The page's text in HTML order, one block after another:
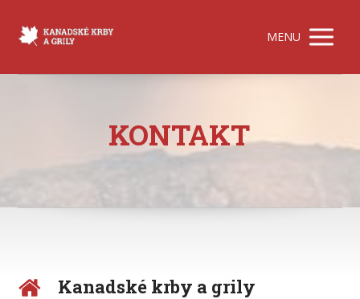
MENU
KONTAKT
Kanadské krby a grily